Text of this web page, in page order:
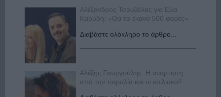
Αλέξανδρος Τσουβέλας για Εύα
Καρύδη: «Θα το έκανα 500 φορές»
Διαβάστε ολόκληρο το άρθρο...
Αλέξης Γεωργούλης: Η ανάρτηση
από την παραλία και οι κοιλιακοί!